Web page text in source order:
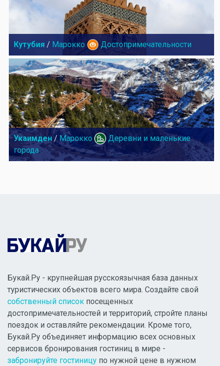
Кутубия / Марокко Достопримечательности
Укаимден/ Марокко
Деревни и маленькие
города
Букай.Ру - крупнейшая русскоязычная база данных
туристических объектов всего мира. Создайте свой
собственный список посещенных
достопримечательностей и территорий, стройте планы
поездок и оставляйте рекомендации. Кроме того,
Букай.Ру объединяет информацию всех основных
сервисов бронирования гостиниц в мире -
забронируйте гостиницу по нужной цене в нужном